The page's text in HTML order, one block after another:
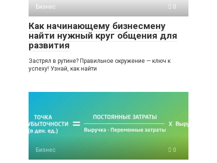
Бизнес
0
Как начинающему бизнесмену
найти нужный круг общения для
развития
Застрял в рутине? Правильное окружение — ключ к
успеху! Узнай, как найти
Бизнес 0